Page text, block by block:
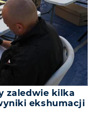
zaledwie kilka
ekshumacji